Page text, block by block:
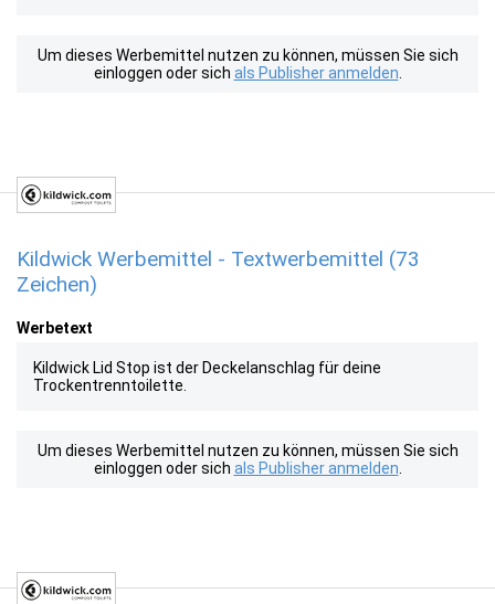
Um dieses Werbemittel nutzen zu können, müssen Sie sich
einloggen oder sich als Publisher anmelden
Kildwick Werbemittel - Textwerbemittel (73
Zeichen)
Werbetext
Kildwick Lid Stop ist der Deckelanschlag für deine
Trockentrenntoilette.
Um dieses Werbemittel nutzen zu können, müssen Sie sich
einloggen oder sich als Publisher anmelden